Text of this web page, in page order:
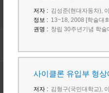
저자 : 김성준(현대자동차),
정보 : 13~18, 2008 [학술대
권명 : 창립 30주년기념 학
사이클론 유입부 형
저자 : 김형구(국민대학교),